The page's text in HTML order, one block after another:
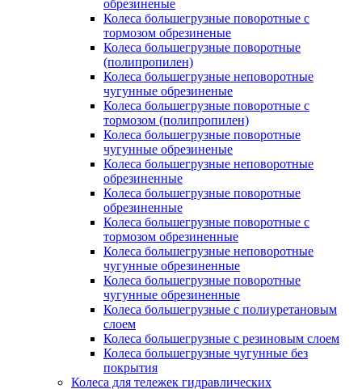
обрезиненые
Колеса большегрузные поворотные с
тормозом обрезиненые
Колеса большегрузные поворотные
(полипропилен)
Колеса большегрузные неповоротные
чугунные обрезиненые
Колеса большегрузные поворотные с
тормозом (полипропилен)
Колеса большегрузные поворотные
чугунные обрезиненые
Колеса большегрузные неповоротные
обрезиненные
Колеса большегрузные поворотные
обрезиненные
Колеса большегрузные поворотные с
тормозом обрезиненные
Колеса большегрузные неповоротные
чугунные обрезиненные
Колеса большегрузные поворотные
чугунные обрезиненные
Колеса большегрузные с полиуретановым
слоем
Колеса большегрузные с резиновым слоем
Колеса большегрузные чугунные без
покрытия
Колеса для тележек гидравлических